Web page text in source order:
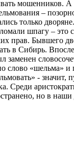
мошенников.
–
только
шпагу – это
прав. Бывшего
в Сибирь.
заменен
слово «шельма» и
- значит,
Среди
но в